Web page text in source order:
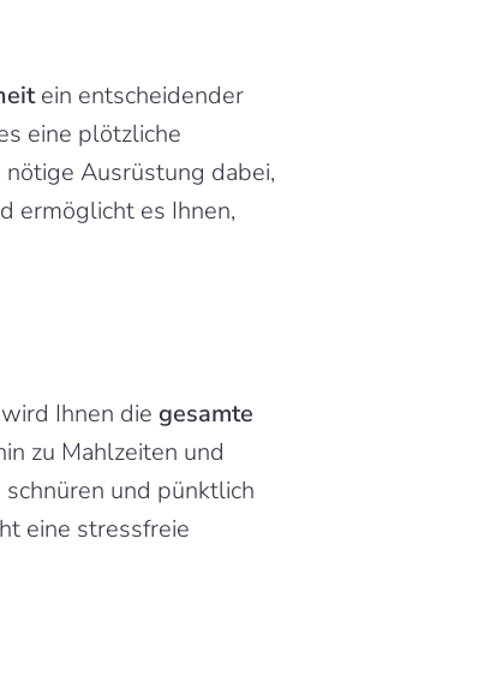
ein entscheidender
eine plötzliche
Ausrüstung dabei,
ermöglicht es Ihnen,
Ihnen die gesamte
zu Mahlzeiten und
und pünktlich
eine stressfreie